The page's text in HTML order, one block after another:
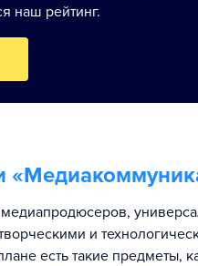
наш рейтинг.
«
и
есть такие предметы,